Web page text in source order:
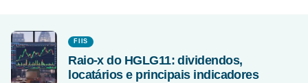
FIIS
Raio-x do HGLG11: dividendos,
locatários e principais indicadores